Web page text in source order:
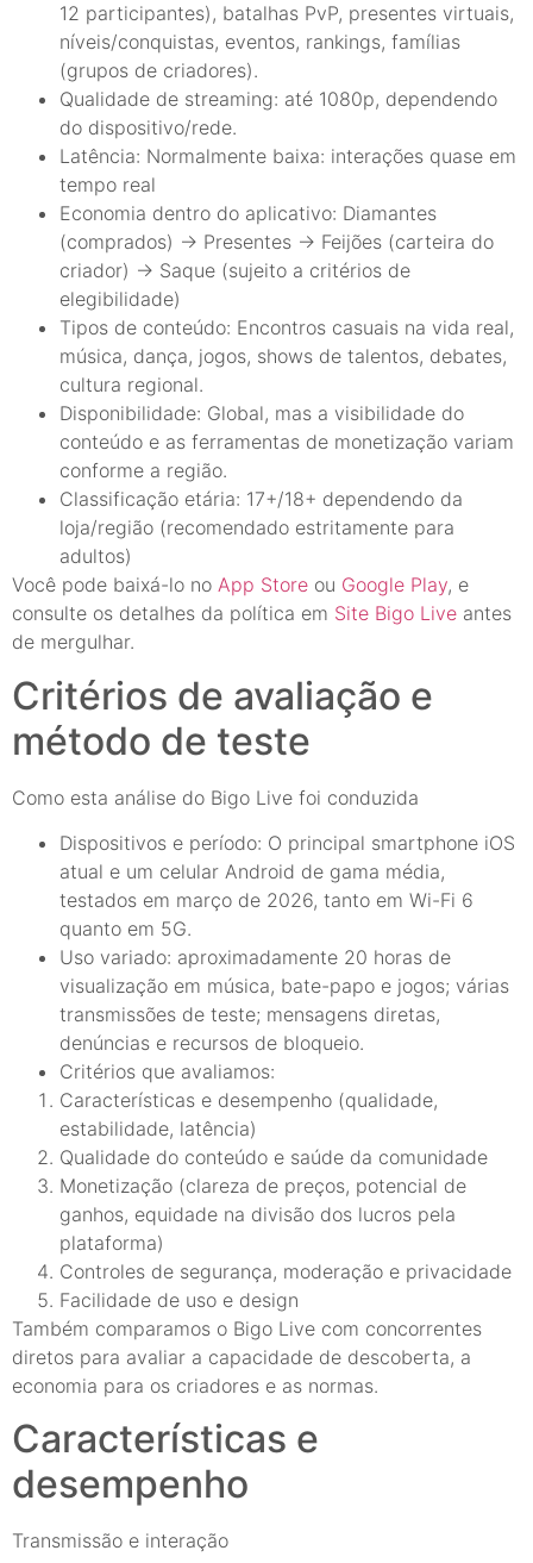
12 participantes), batalhas PvP, presentes virtuais,
níveis/conquistas, eventos, rankings, famílias
(grupos de criadores).
Qualidade de streaming: até 1080p, dependendo
do dispositivo/rede.
Latência: Normalmente baixa: interações quase em
tempo real
Economia dentro do aplicativo: Diamantes
(comprados) → Presentes → Feijões (carteira do
criador) → Saque (sujeito a critérios de
elegibilidade)
Tipos de conteúdo: Encontros casuais na vida real,
música, dança, jogos, shows de talentos, debates,
cultura regional.
Disponibilidade: Global, mas a visibilidade do
conteúdo e as ferramentas de monetização variam
conforme a região.
Classificação etária: 17+/18+ dependendo da
loja/região (recomendado estritamente para
adultos)
Você pode baixá-lo no App Store ou Google Play, e
consulte os detalhes da política em Site Bigo Live antes
de mergulhar.
Critérios de avaliação e
método de teste
Como esta análise do Bigo Live foi conduzida
Dispositivos e período: O principal smartphone iOS
atual e um celular Android de gama média,
testados em março de 2026, tanto em Wi-Fi 6
quanto em 5G.
Uso variado: aproximadamente 20 horas de
visualização em música, bate-papo e jogos; várias
transmissões de teste; mensagens diretas,
denúncias e recursos de bloqueio.
Critérios que avaliamos:
Características e desempenho (qualidade,
estabilidade, latência)
Qualidade do conteúdo e saúde da comunidade
Monetização (clareza de preços, potencial de
ganhos, equidade na divisão dos lucros pela
plataforma)
Controles de segurança, moderação e privacidade
Facilidade de uso e design
Também comparamos o Bigo Live com concorrentes
diretos para avaliar a capacidade de descoberta, a
economia para os criadores e as normas.
Características e
desempenho
Transmissão e interação